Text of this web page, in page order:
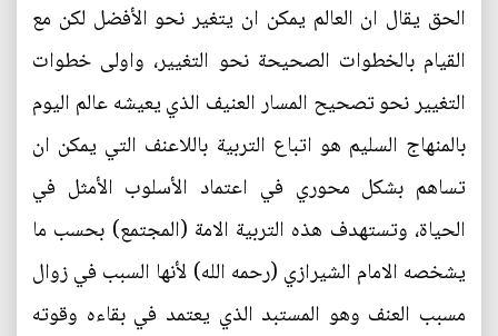
الحق يقال ان العالم يمكن ان يتغير نحو الأفضل لكن مع
القيام بالخطوات الصحيحة نحو التغيير، واولى خطوات
التغيير نحو تصحيح المسار العنيف الذي يعيشه عالم اليوم
بالمنهاج السليم هو اتباع التربية باللاعنف التي يمكن ان
تساهم بشكل محوري في اعتماد الأسلوب الأمثل في
الحياة، وتستهدف هذه التربية الامة (المجتمع) بحسب ما
يشخصه الامام الشيرازي (رحمه الله) لأنها السبب في زوال
مسبب العنف وهو المستبد الذي يعتمد في بقاءه وقوته